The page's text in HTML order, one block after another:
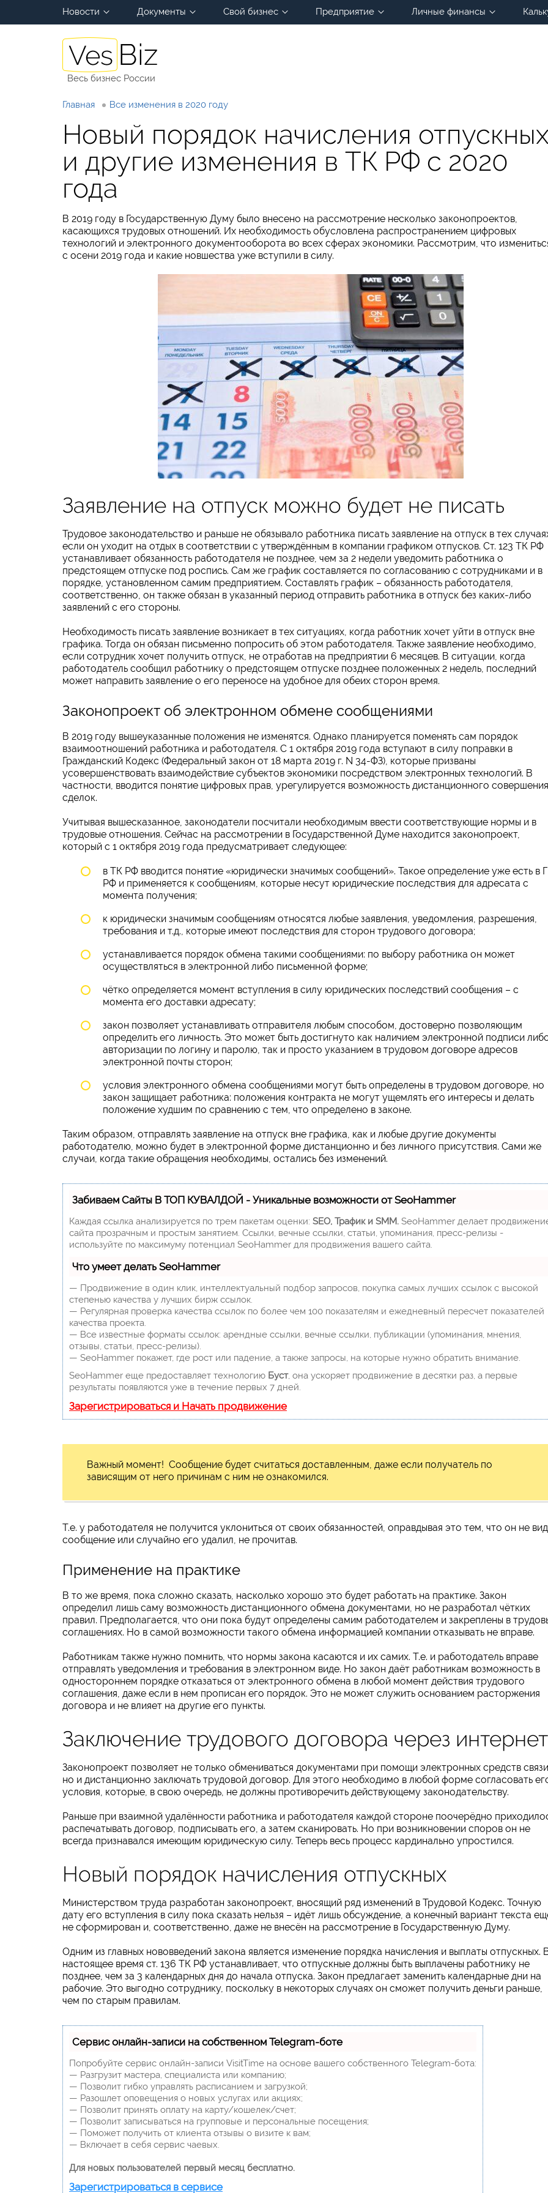
Новости Документы Свой бизнес Предприятие Личные финансы
Весь бизнес России
Главная Все изменения в 2020 году
Новый порядок начисления
и другие изменения в ТК РФ с 2020
года
В 2019 году в Государственную Думу было внесено на рассмотрение несколько законопроектов,
касающихся трудовых отношений. Их необходимость обусловлена распространением цифровых
технологий и электронного документооборота во всех сферах экономики. Рассмотрим, что
с осени 2019 года и какие новшества уже вступили в силу.
Заявление на отпуск можно будет не писать
Трудовое законодательство и раньше не обязывало работника писать заявление на отпуск в тех
если он уходит на отдых в соответствии с утверждённым в компании графиком отпусков. Ст. 123 ТК РФ
устанавливает обязанность работодателя не позднее, чем за 2 недели уведомить работника о
предстоящем отпуске под роспись. Сам же график составляется по согласованию с сотрудниками и в
порядке, установленном самим предприятием. Составлять график – обязанность работодателя,
соответственно, он также обязан в указанный период отправить работника в отпуск без каких-либо
заявлений с его стороны.
Необходимость писать заявление возникает в тех ситуациях, когда работник хочет уйти в отпуск вне
графика. Тогда он обязан письменно попросить об этом работодателя. Также заявление необходимо,
если сотрудник хочет получить отпуск, не отработав на предприятии 6 месяцев. В ситуации, когда
работодатель сообщил работнику о предстоящем отпуске позднее положенных 2 недель, последний
может направить заявление о его переносе на удобное для обеих сторон время.
Законопроект об электронном обмене сообщениями
В 2019 году вышеуказанные положения не изменятся. Однако планируется поменять сам порядок
взаимоотношений работника и работодателя. С 1 октября 2019 года вступают в силу поправки в
Гражданский Кодекс (Федеральный закон от 18 марта 2019 г. N 34-ФЗ), которые призваны
усовершенствовать взаимодействие субъектов экономики посредством электронных технологий. В
частности, вводится понятие цифровых прав, урегулируется возможность дистанционного совершения
сделок.
Учитывая вышесказанное, законодатели посчитали необходимым ввести соответствующие нормы и в
трудовые отношения. Сейчас на рассмотрении в Государственной Думе находится законопроект,
который с 1 октября 2019 года предусматривает следующее:
в ТК РФ вводится понятие «юридически значимых сообщений». Такое определение уже есть в
РФ и применяется к сообщениям, которые несут юридические последствия для адресата с
момента получения;
к юридически значимым сообщениям относятся любые заявления, уведомления, разрешения,
требования и т.д., которые имеют последствия для сторон трудового договора;
устанавливается порядок обмена такими сообщениями: по выбору работника он может
осуществляться в электронной либо письменной форме;
чётко определяется момент вступления в силу юридических последствий сообщения – с
момента его доставки адресату;
закон позволяет устанавливать отправителя любым способом, достоверно позволяющим
определить его личность. Это может быть достигнуто как наличием электронной подписи
авторизации по логину и паролю, так и просто указанием в трудовом договоре адресов
электронной почты сторон;
условия электронного обмена сообщениями могут быть определены в трудовом договоре, но
закон защищает работника: положения контракта не могут ущемлять его интересы и делать
положение худшим по сравнению с тем, что определено в законе.
Таким образом, отправлять заявление на отпуск вне графика, как и любые другие документы
работодателю, можно будет в электронной форме дистанционно и без личного присутствия. Сами же
случаи, когда такие обращения необходимы, остались без изменений.
Забиваем Сайты В ТОП КУВАЛДОЙ - Уникальные возможности от SeoHammer
Каждая ссылка анализируется по трем пакетам оценки: SEO, Трафик и SMM. SeoHammer делает
сайта прозрачным и простым занятием. Ссылки, вечные ссылки, статьи, упоминания, пресс-релизы -
используйте по максимуму потенциал SeoHammer для продвижения вашего сайта.
Что умеет делать SeoHammer
— Продвижение в один клик, интеллектуальный подбор запросов, покупка самых лучших ссылок с высокой
степенью качества у лучших бирж ссылок.
— Регулярная проверка качества ссылок по более чем 100 показателям и ежедневный пересчет показателей
качества проекта.
— Все известные форматы ссылок: арендные ссылки, вечные ссылки, публикации (упоминания, мнения,
отзывы, статьи, пресс-релизы).
— SeoHammer покажет, где рост или падение, а также запросы, на которые нужно обратить внимание.
SeoHammer еще предоставляет технологию Буст, она ускоряет продвижение в десятки раз, а первые
результаты появляются уже в течение первых 7 дней.
Зарегистрироваться и Начать продвижение
Важный момент! Сообщение будет считаться доставленным, даже если получатель по
зависящим от него причинам с ним не ознакомился.
Т.е. у работодателя не получится уклониться от своих обязанностей, оправдывая это тем, что он не
сообщение или случайно его удалил, не прочитав.
Применение на практике
В то же время, пока сложно сказать, насколько хорошо это будет работать на практике. Закон
определил лишь саму возможность дистанционного обмена документами, но не разработал чётких
правил. Предполагается, что они пока будут определены самим работодателем и закреплены в
соглашениях. Но в самой возможности такого обмена информацией компании отказывать не вправе.
Работникам также нужно помнить, что нормы закона касаются и их самих. Т.е. и работодатель вправе
отправлять уведомления и требования в электронном виде. Но закон даёт работникам возможность в
одностороннем порядке отказаться от электронного обмена в любой момент действия трудового
соглашения, даже если в нем прописан его порядок. Это не может служить основанием расторжения
договора и не влияет на другие его пункты.
Заключение трудового договора через интернет
Законопроект позволяет не только обмениваться документами при помощи электронных средств
но и дистанционно заключать трудовой договор. Для этого необходимо в любой форме согласовать
условия, которые, в свою очередь, не должны противоречить действующему законодательству.
Раньше при взаимной удалённости работника и работодателя каждой стороне поочерёдно
распечатывать договор, подписывать его, а затем сканировать. Но при возникновении споров он не
всегда признавался имеющим юридическую силу. Теперь весь процесс кардинально упростился.
Новый порядок начисления отпускных
Министерством труда разработан законопроект, вносящий ряд изменений в Трудовой Кодекс. Точную
дату его вступления в силу пока сказать нельзя – идёт лишь обсуждение, а конечный вариант текста
не сформирован и, соответственно, даже не внесён на рассмотрение в Государственную Думу.
Одним из главных нововведений закона является изменение порядка начисления и выплаты отпускных.
настоящее время ст. 136 ТК РФ устанавливает, что отпускные должны быть выплачены работнику не
позднее, чем за 3 календарных дня до начала отпуска. Закон предлагает заменить календарные дни на
рабочие. Это выгодно сотруднику, поскольку в некоторых случаях он сможет получить деньги раньше,
чем по старым правилам.
Сервис онлайн-записи на собственном Telegram-боте
Попробуйте сервис онлайн-записи VisitTime на основе вашего собственного Telegram-бота:
— Разгрузит мастера, специалиста или компанию;
— Позволит гибко управлять расписанием и загрузкой;
— Разошлет оповещения о новых услугах или акциях;
— Позволит принять оплату на карту/кошелек/счет;
— Позволит записываться на групповые и персональные посещения;
— Поможет получить от клиента отзывы о визите к вам;
— Включает в себя сервис чаевых.
Для новых пользователей первый месяц бесплатно.
Зарегистрироваться в сервисе